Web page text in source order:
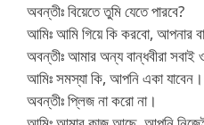
অবন্তীঃ বিয়েতে তুমি যেতে পারবে?
আমিঃ আমি গিয়ে কি করবো, আপনার
অবন্তীঃ আমার অন্য বান্ধবীরা সবাই
আমিঃ সমস্যা কি, আপনি একা যাবেন।
অবন্তীঃ প্লিজ না করো না।